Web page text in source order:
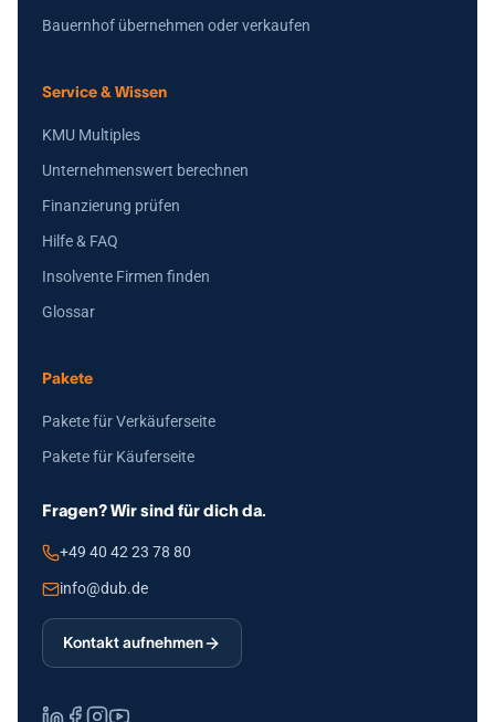
Bauernhof übernehmen oder verkaufen
Service & Wissen
KMU Multiples
Unternehmenswert berechnen
Finanzierung prüfen
Hilfe & FAQ
Insolvente Firmen finden
Glossar
Pakete
Pakete für Verkäuferseite
Pakete für Käuferseite
Fragen? Wir sind für dich da.
+49 40 42 23 78 80
info@dub.de
Kontakt aufnehmen